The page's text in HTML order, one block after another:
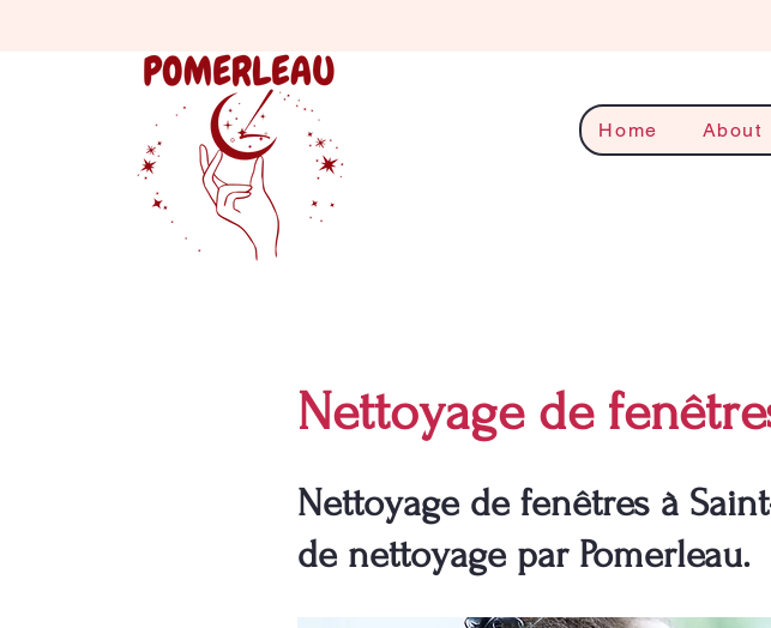
Home About
Nettoyage de
Nettoyage de fenêtres à
de nettoyage par Pomerleau.